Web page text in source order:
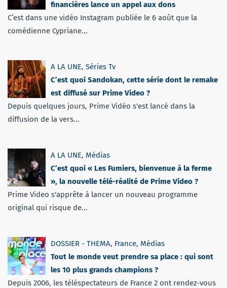
financières lance un appel aux dons
C’est dans une vidéo Instagram publiée le 6 août que la
comédienne Cypriane...
A LA UNE, Séries Tv
C’est quoi Sandokan, cette série dont le remake
est diffusé sur Prime Video ?
Depuis quelques jours, Prime Vidéo s'est lancé dans la
diffusion de la vers...
A LA UNE, Médias
C’est quoi « Les Fumiers, bienvenue à la ferme
», la nouvelle télé-réalité de Prime Video ?
Prime Video s'apprête à lancer un nouveau programme
original qui risque de...
DOSSIER - THEMA, France, Médias
Tout le monde veut prendre sa place : qui sont
les 10 plus grands champions ?
Depuis 2006, les téléspectateurs de France 2 ont rendez-vous